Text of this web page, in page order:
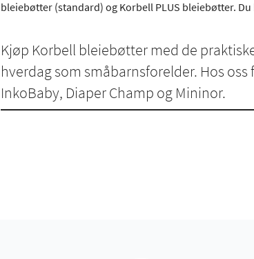
bleiebøtter (standard) og Korbell PLUS bleiebøtter.
Kjøp Korbell bleiebøtter med de
hverdag som småbarnsforelder. Hos
InkoBaby, Diaper Champ og Mininor.